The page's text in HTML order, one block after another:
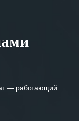
— работающий